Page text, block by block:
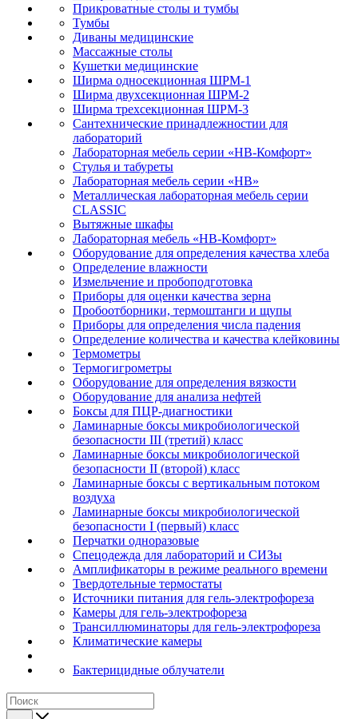
Прикроватные столы и тумбы
Тумбы
Диваны медицинские
Массажные столы
Кушетки медицинские
Ширма односекционная ШРМ-1
Ширма двухсекционная ШРМ-2
Ширма трехсекционная ШРМ-3
Сантехнические принадлежностии для
лабораторий
Лабораторная мебель серии «НВ-Комфорт»
Стулья и табуреты
Лабораторная мебель серии «НВ»
Металлическая лабораторная мебель серии
CLASSIC
Вытяжные шкафы
Лабораторная мебель «НВ-Комфорт»
Оборудование для определения качества хлеба
Определение влажности
Измельчение и пробоподготовка
Приборы для оценки качества зерна
Пробоотборники, термоштанги и щупы
Приборы для определения числа падения
Определение количества и качества клейковины
Термометры
Термогигрометры
Оборудование для определения вязкости
Оборудование для анализа нефтей
Боксы для ПЦР-диагностики
Ламинарные боксы микробиологической
безопасности III (третий) класс
Ламинарные боксы микробиологической
безопасности II (второй) класс
Ламинарные боксы с вертикальным потоком
воздуха
Ламинарные боксы микробиологической
безопасности I (первый) класс
Перчатки одноразовые
Спецодежда для лабораторий и СИЗы
Амплификаторы в режиме реального времени
Твердотельные термостаты
Источники питания для гель-электрофореза
Камеры для гель-электрофореза
Трансиллюминаторы для гель-электрофореза
Климатические камеры
Бактерицидные облучатели